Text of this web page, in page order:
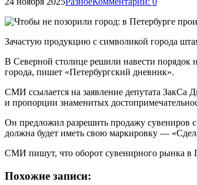
Зачастую продукцию с символикой города
В Северной столице решили навести порядок
города, пишет «Петербургский дневник».
СМИ ссылается на заявление депутата ЗакСа
и пропорции знаменитых
Он предложил разрешить продажу сувениров
должна будет иметь свою маркировку —
СМИ пишут, что оборот сувенирного рынка в
Похожие записи: